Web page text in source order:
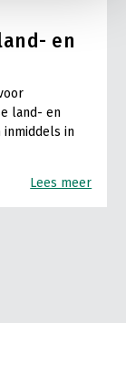
en
land- en
inmiddels in
Lees meer